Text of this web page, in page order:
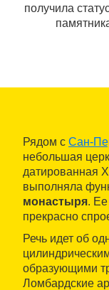
получила
Рядом с Сан-
небольшая
датированная
выполняла
монастыря. Ее
прекрасно
Речь идет об
образующими
Ломбардские